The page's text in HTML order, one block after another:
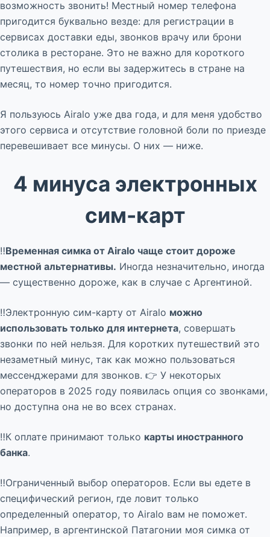
возможность звонить! Местный номер телефона
пригодится буквально везде: для регистрации в
сервисах доставки еды, звонков врачу или брони
столика в ресторане. Это не важно для короткого
путешествия, но если вы задержитесь в стране на
месяц, то номер точно пригодится.
Я пользуюсь Airalo уже два года, и для меня удобство
этого сервиса и отсутствие головной боли по приезде
перевешивает все минусы. О них — ниже.
4 минуса электронных
сим-карт
‼️Временная симка от Airalo чаще стоит дороже
местной альтернативы. Иногда незначительно, иногда
— существенно дороже, как в случае с Аргентиной.
‼️Электронную сим-карту от Airalo можно
использовать только для интернета, совершать
звонки по ней нельзя. Для коротких путешествий это
незаметный минус, так как можно пользоваться
мессенджерами для звонков. 👉 У некоторых
операторов в 2025 году появилась опция со звонками,
но доступна она не во всех странах.
‼️К оплате принимают только карты иностранного
банка.
‼️Ограниченный выбор операторов. Если вы едете в
специфический регион, где ловит только
определенный оператор, то Airalo вам не поможет.
Например, в аргентинской Патагонии моя симка от